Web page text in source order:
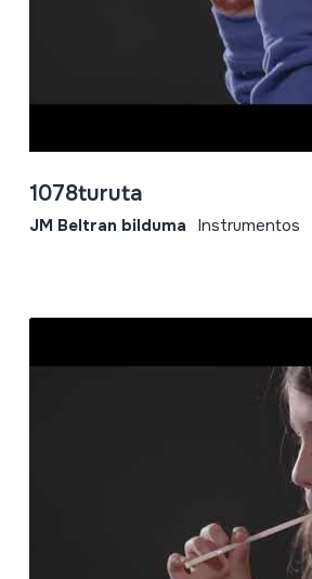
1078turuta
JM Beltran bilduma Instrumentos